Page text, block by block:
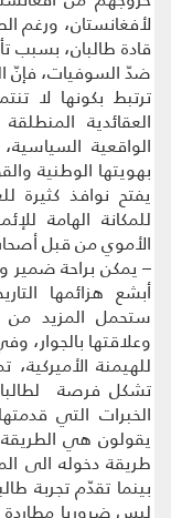
لأفغانستان، ورغم
قادة طالبان، بسبب
ضدّ السوفيات، فإنّ
ترتبط بكونها لا
العقائدية
الواقعية
بهويتها الوطنية
يفتح نوافذ كثيرة
للمكانة الهامة
الأموي من قبل
– يمكن براحة ضمير
أبشع هزائمها
ستحمل المزيد من
وعلاقتها بالجوار،
للهيمنة
تشكل فرصة
الخبرات التي
يقولون هي الطريقة
بينما تقدّم تجربة
ليس ضروريا مطاردة